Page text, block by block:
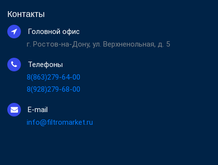
Контакты
Головной офис
г. Ростов-на-Дону, ул. Верхненольная, д. 5
Телефоны
8(863)279-64-00
8(928)279-68-00
E-mail
info@filtromarket.ru